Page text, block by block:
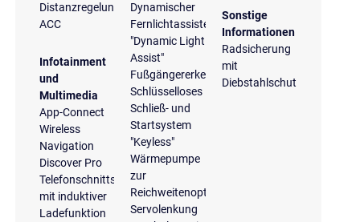
Distanzregelung
ACC
Infotainment
und
Multimedia
App-Connect
Wireless
Navigation
Discover Pro
Telefonschnittstelle
mit induktiver
Ladefunktion
Dynamischer
Fernlichtassistent
"Dynamic Light
Assist"
Fußgängererkennung
Schlüsselloses
Schließ- und
Startsystem
"Keyless"
Wärmepumpe
zur
Reichweitenoptimierung
Servolenkung
Sonstige
Informationen
Radsicherung
mit
Diebstahlschutz